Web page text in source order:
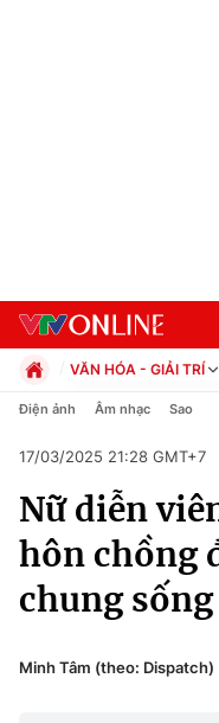
Chuyên mục
Chính trị
Xã hội
Pháp luật
VĂN HÓA - GIẢI TRÍ
Chính trị
Pháp luật
Kinh tế
Thể thao
Truyền hình
Văn hóa - Giải trí
Y tế
Công nghệ
Điện ảnh Âm nhạc Sao
17/03/2025 21:28 GMT+7
Nữ diễn
hôn chồng
chung sống
Minh Tâm (theo: Dispatch)